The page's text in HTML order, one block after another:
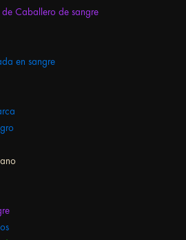
Caballero de sangre
en sangre